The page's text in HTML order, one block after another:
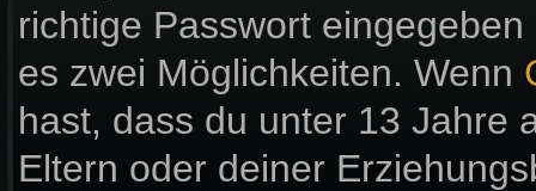
richtige Passwort
es zwei Möglichkeiten. Wenn
hast, dass du unter 13 Jahre
Eltern oder deiner